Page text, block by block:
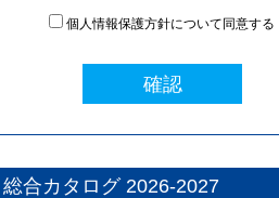
個人情報保護方針について同意する
確認
総合カタログ 2026-2027